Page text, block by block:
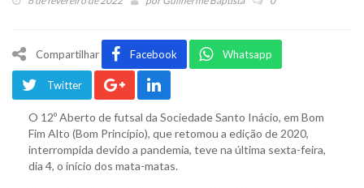
Compartilhar Facebook Whatsapp
Twitter
O 12º Aberto de futsal da Sociedade Santo Inácio, em Bom
Fim Alto (Bom Princípio), que retomou a edição de 2020,
interrompida devido a pandemia, teve na última sexta-feira,
dia 4, o início dos mata-matas.